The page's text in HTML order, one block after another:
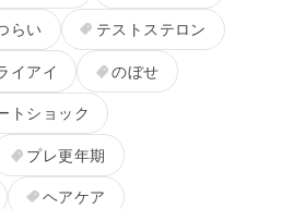
らい
テストステロン
イアイ
のぼせ
トショック
プレ更年期
ヘアケア